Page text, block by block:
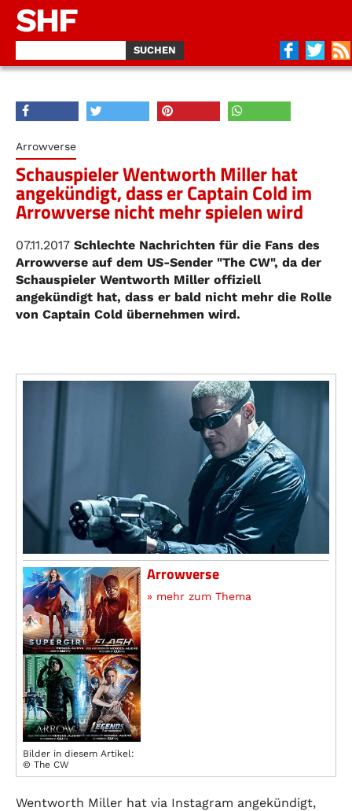
SHF
Arrowverse
Schauspieler Wentworth Miller hat
angekündigt, dass er Captain Cold im
Arrowverse nicht mehr spielen wird
07.11.2017 Schlechte Nachrichten für die Fans des
Arrowverse auf dem US-Sender "The CW", da der
Schauspieler Wentworth Miller offiziell
angekündigt hat, dass er bald nicht mehr die Rolle
von Captain Cold übernehmen wird.
Bilder in diesem Artikel:
© The CW
Arrowverse
» mehr zum Thema
Wentworth Miller hat via Instagram angekündigt,